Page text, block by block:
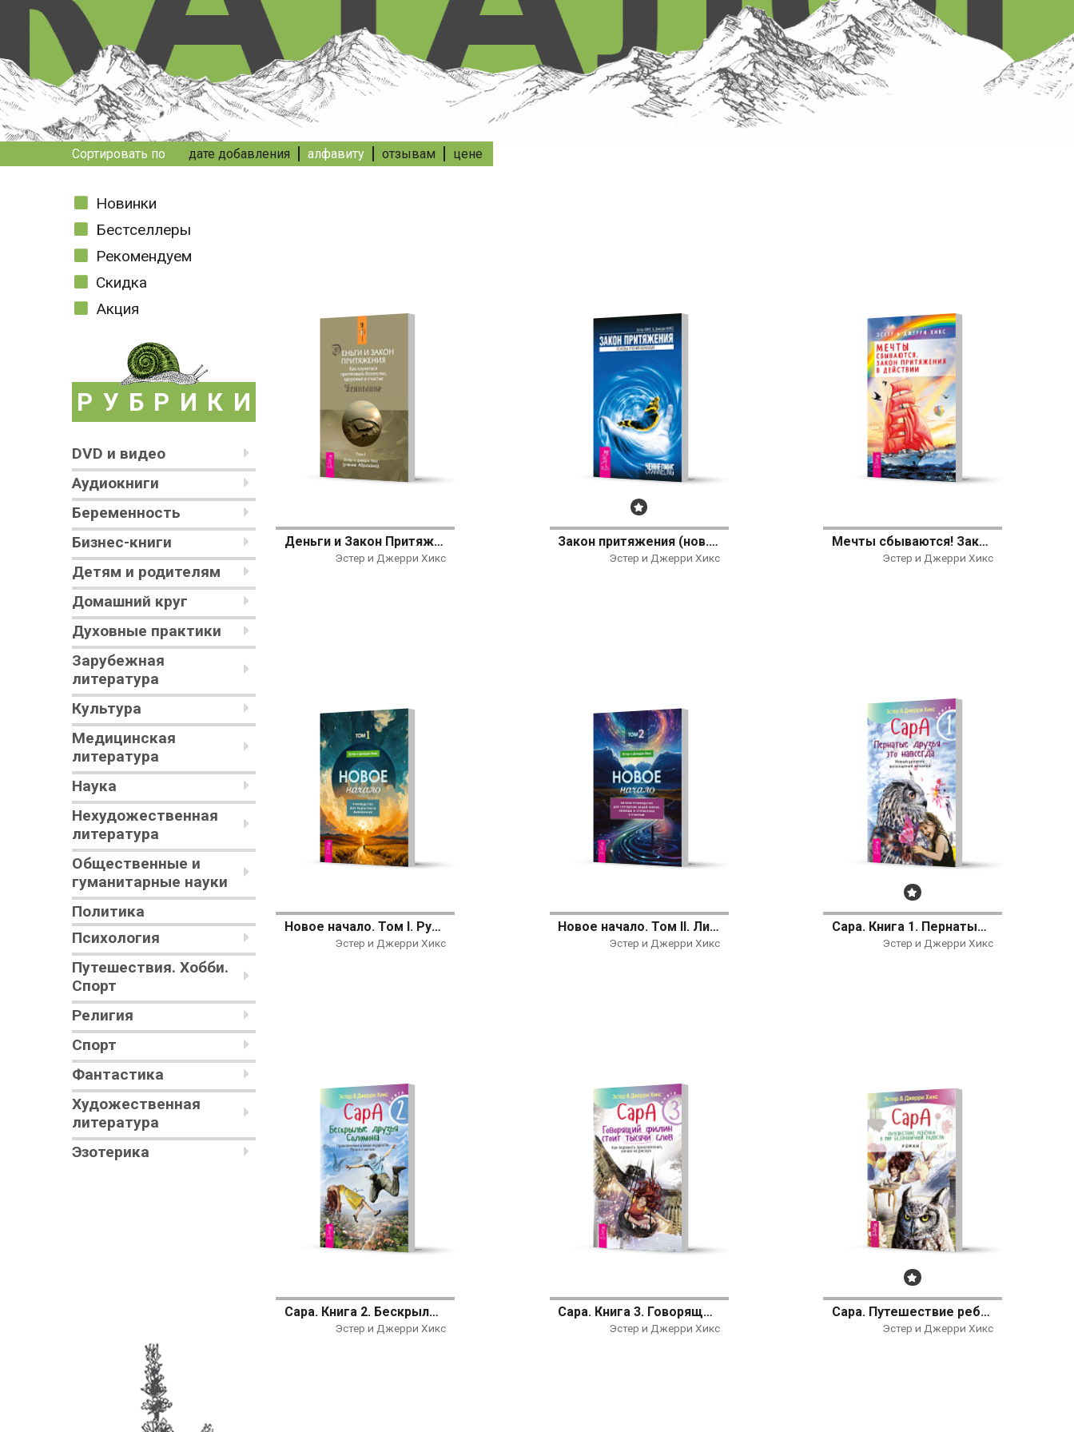
Сортировать по дате добавления алфавиту отзывам цене
Деньги и Закон Притяжения. Том I. Как научиться притягивать богатство, здоровье и счастье
Эстер и Джерри Хикс
Бестселлер
Закон притяжения (нов. оформление)
Эстер и Джерри Хикс
Мечты сбываются! Закон Притяжения в действии
Эстер и Джерри Хикс
Новое начало. Том I. Руководство для радостного выживания
Эстер и Джерри Хикс
Новое начало. Том II. Личное руководство для улучшения вашей жизни, свободы и стремления к счастью
Эстер и Джерри Хикс
Бестселлер
Сара. Книга 1. Пернатые друзья - это навсегда. Новый уровень воплощения желаний
Эстер и Джерри Хикс
Сара. Книга 2. Бескрылые друзья Соломона. Приключения в мире мудрости. Путь к счастью
Эстер и Джерри Хикс
Сара. Книга 3. Говорящий филин стоит тысячи слов. Как пережить приключения, ничем не рискуя
Эстер и Джерри Хикс
Бестселлер
Сара. Путешествие ребенка в мир безграничной радости
Эстер и Джерри Хикс
Новинки
Бестселлеры
Рекомендуем
Скидка
Акция
РУБРИКИ
DVD и видео
Аудиокниги
Беременность
Бизнес-книги
Детям и родителям
Домашний круг
Духовные практики
Зарубежная
литература
Культура
Медицинская
литература
Наука
Нехудожественная
литература
Общественные и
гуманитарные науки
Политика
Психология
Путешествия. Хобби.
Спорт
Религия
Спорт
Фантастика
Художественная
литература
Эзотерика